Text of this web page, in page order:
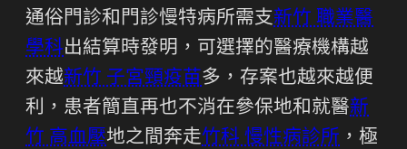
通俗門診和門診慢特病所需支新竹 職業醫
學科出結算時發明，可選擇的醫療機構越
來越新竹 子宮頸疫苗多，存案也越來越便
利，患者簡直再也不消在參保地和就醫新
竹 高血壓地之間奔走竹科 慢性病診所 ，極